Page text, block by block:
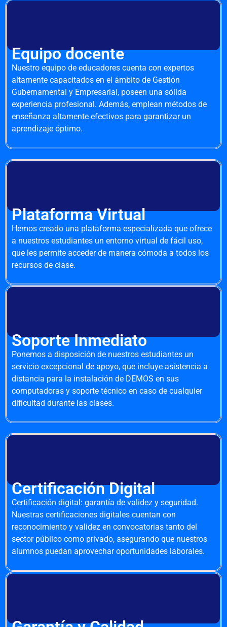
Equipo docente
Nuestro equipo de educadores cuenta con expertos
altamente capacitados en el ámbito de Gestión
Gubernamental y Empresarial, poseen una sólida
experiencia profesional. Además, emplean métodos de
enseñanza altamente efectivos para garantizar un
aprendizaje óptimo.
Plataforma Virtual
Hemos creado una plataforma especializada que ofrece
a nuestros estudiantes un entorno virtual de fácil uso,
que les permite acceder de manera cómoda a todos los
recursos de clase.
Soporte Inmediato
Ponemos a disposición de nuestros estudiantes un
servicio excepcional de apoyo, que incluye asistencia a
distancia para la instalación de DEMOS en sus
computadoras y soporte técnico en caso de cualquier
dificultad durante las clases.
Certificación Digital
Certificación digital: garantía de validez y seguridad.
Nuestras certificaciones digitales cuentan con
reconocimiento y validez en convocatorias tanto del
sector público como privado, asegurando que nuestros
alumnos puedan aprovechar oportunidades laborales.